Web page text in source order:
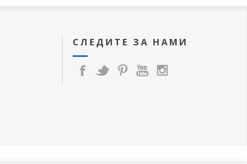
СЛЕДИТЕ ЗА НАМИ